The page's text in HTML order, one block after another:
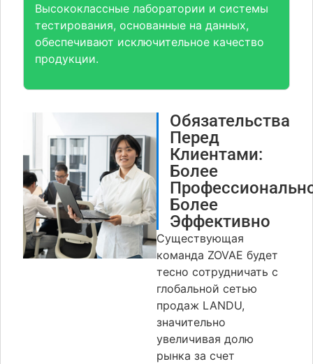
Высококлассные лаборатории и системы
тестирования, основанные на данных,
обеспечивают исключительное качество
продукции.
Обязательства
Перед
Клиентами:
Более
Более
Эффективно
Существующая
команда ZOVAE будет
тесно сотрудничать с
глобальной сетью
продаж LANDU,
значительно
увеличивая долю
рынка за счет